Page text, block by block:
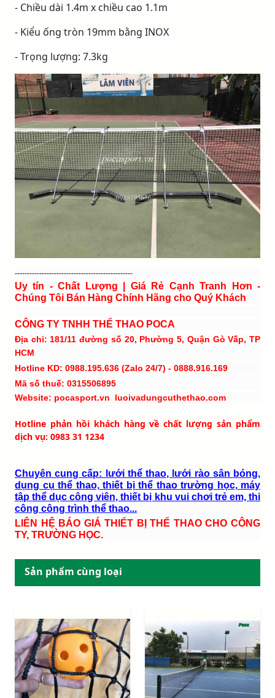
- Chiều dài 1.4m x chiều cao 1.1m
- Kiểu ống tròn 19mm bằng INOX
- Trọng lượng: 7.3kg
------------------------------------------------
Uy tín - Chất Lượng | Giá Rẻ Cạnh Tranh Hơn -
Chúng Tôi Bán Hàng Chính Hãng cho Quý Khách
CÔNG TY TNHH THỂ THAO POCA
Địa chỉ: 181/11 đường số 20, Phường 5, Quận Gò Vấp, TP
HCM
Hotline KD: 0988.195.636 (Zalo 24/7) - 0888.916.169
Mã số thuế: 0315506895
Website: pocasport.vn luoivadungcuthethao.com
Hotline phản hồi khách hàng về chất lượng sản phẩm
dịch vụ: 0983 31 1234
Chuyên cung cấp: lưới thể thao, lưới rào sân bóng,
dụng cụ thể thao, thiết bị thể thao trường học, máy
tập thể dục công viên, thiết bị khu vui chơi trẻ em, thi
công công trình thể thao...
LIÊN HỆ BÁO GIÁ THIẾT BỊ THỂ THAO CHO CÔNG
TY, TRƯỜNG HỌC.
Sản phẩm cùng loại